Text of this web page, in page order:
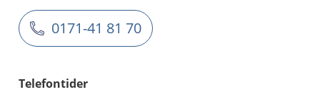
0171-41 81 70
Telefontider